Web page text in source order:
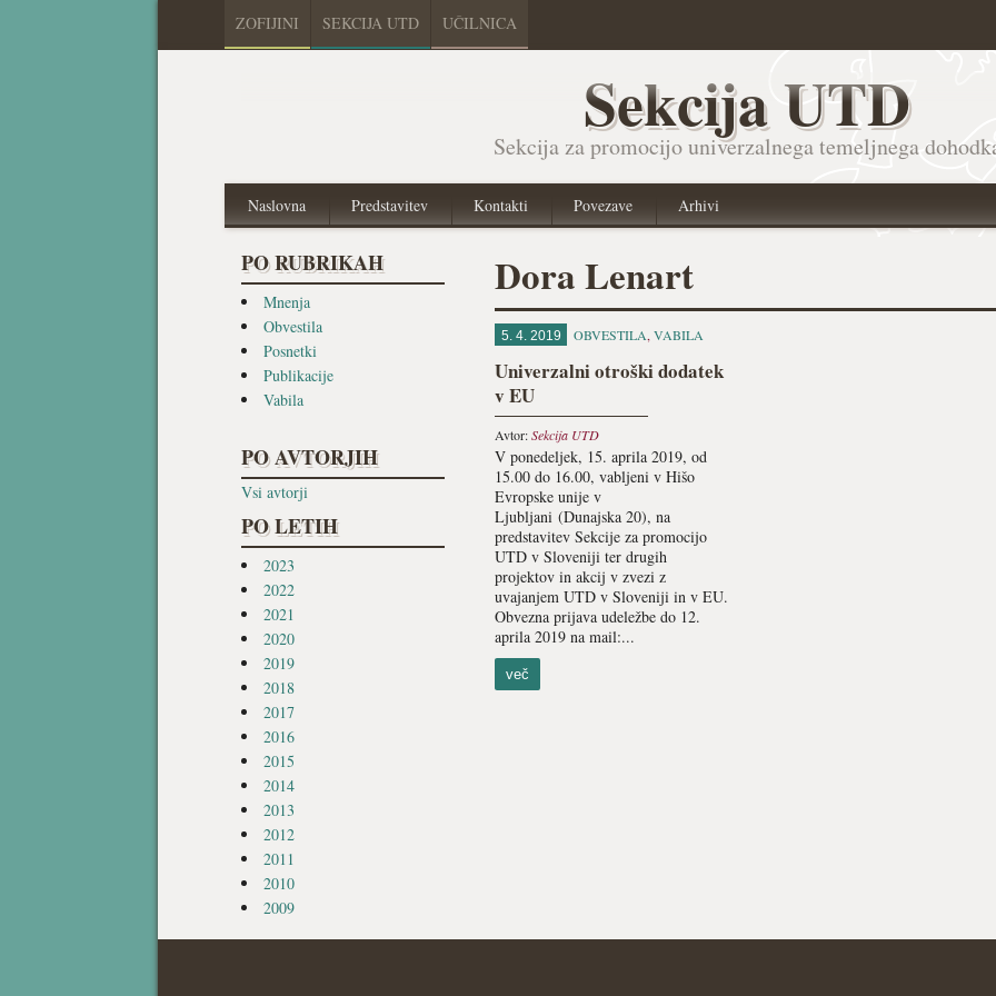
ZOFIJINI SEKCIJA UTD UČILNICA
Sekcija UTD
Sekcija za promocijo univerzalnega temeljnega
Naslovna Predstavitev Kontakti Povezave Arhivi
PO RUBRIKAH
Mnenja
Obvestila
Posnetki
Publikacije
Vabila
PO AVTORJIH
Vsi avtorji
PO LETIH
2023
2022
2021
2020
2019
2018
2017
2016
2015
2014
2013
2012
2011
2010
2009
Dora Lenart
5. 4. 2019 OBVESTILA, VABILA
Univerzalni otroški dodatek
v EU
Avtor:Sekcija UTD
V ponedeljek, 15. aprila 2019, od
15.00 do 16.00, vabljeni v Hišo
Evropske unije v
Ljubljani (Dunajska 20), na
predstavitev Sekcije za promocijo
UTD v Sloveniji ter drugih
projektov in akcij v zvezi z
uvajanjem UTD v Sloveniji in v EU.
Obvezna prijava udeležbe do 12.
aprila 2019 na mail:...
več